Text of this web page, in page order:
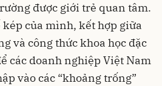
được giới trẻ quan tâm.
của mình, kết hợp giữa
và công thức khoa học đặc
các doanh nghiệp Việt Nam
vào các “khoảng trống”